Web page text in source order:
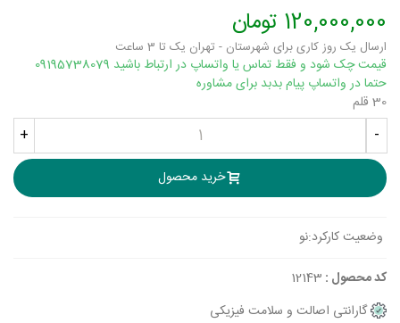
120,000,000 تومان
ارسال یک روز کاری برای شهرستان - تهران یک تا 3 ساعت
قیمت چک شود و فقط تماس یا واتساپ در ارتباط باشید 09195738079
حتما در واتساپ پیام بدبد برای مشاوره
30 قلم
-
+
خرید محصول
وضعیت کارکرد:نو
کد محصول : 12143
گارانتی اصالت و سلامت فیزیکی